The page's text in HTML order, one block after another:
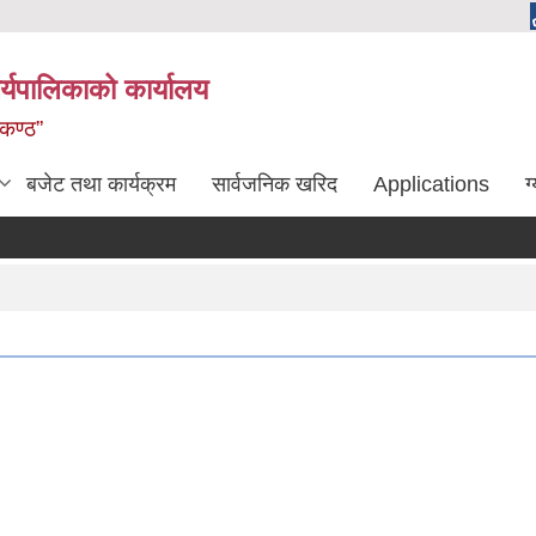
कार्यालय
बजेट तथा कार्यक्रम सार्वजनिक खरिद Applications